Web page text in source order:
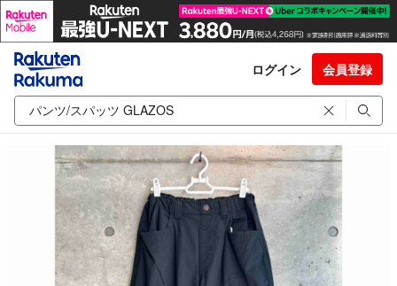
ログイン 会員登録